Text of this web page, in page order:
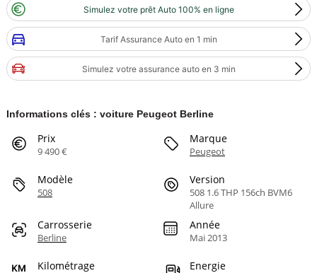
Simulez votre prêt Auto 100% en ligne
Tarif Assurance Auto en 1 min
Simulez votre assurance auto en 3 min
Informations clés : voiture Peugeot Berline
Prix
9 490 €
Marque
Peugeot
Modèle
508
Version
508 1.6 THP 156ch BVM6
Allure
Carrosserie
Berline
Année
Mai 2013
Kilométrage Energie